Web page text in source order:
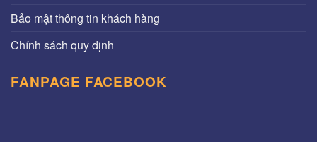
Bảo mật thông tin khách hàng
Chính sách quy định
FANPAGE FACEBOOK